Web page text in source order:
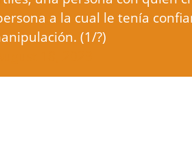
a la cual le tenía
(1/?)